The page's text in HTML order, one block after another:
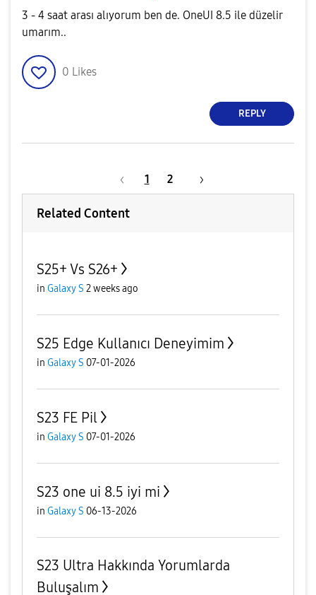
3 - 4 saat arası alıyorum ben de. OneUI 8.5 ile düzelir
umarım..
0 Likes
REPLY
1 2
Related Content
S25+ Vs S26+
in Galaxy S 2 weeks ago
S25 Edge Kullanıcı Deneyimim
in Galaxy S 07-01-2026
S23 FE Pil
in Galaxy S 07-01-2026
S23 one ui 8.5 iyi mi
in Galaxy S 06-13-2026
S23 Ultra Hakkında Yorumlarda
Buluşalım